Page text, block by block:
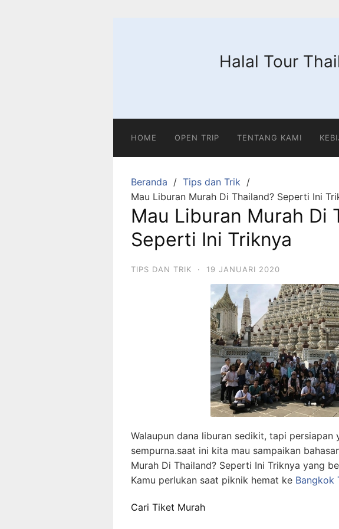
Halal Tour
HOME OPEN TRIP TENTANG KAMI
Beranda
Tips dan Trik
Mau Liburan Murah Di Thailand? Seperti Ini
Mau Liburan Murah Di
Seperti Ini Triknya
TIPS DAN TRIK · 19 JANUARI 2020
Walaupun dana liburan sedikit, tapi persiapan
sempurna.saat ini kita mau sampaikan
Murah Di Thailand? Seperti Ini Triknya yang
Kamu perlukan saat piknik hemat ke Bangkok
Cari Tiket Murah